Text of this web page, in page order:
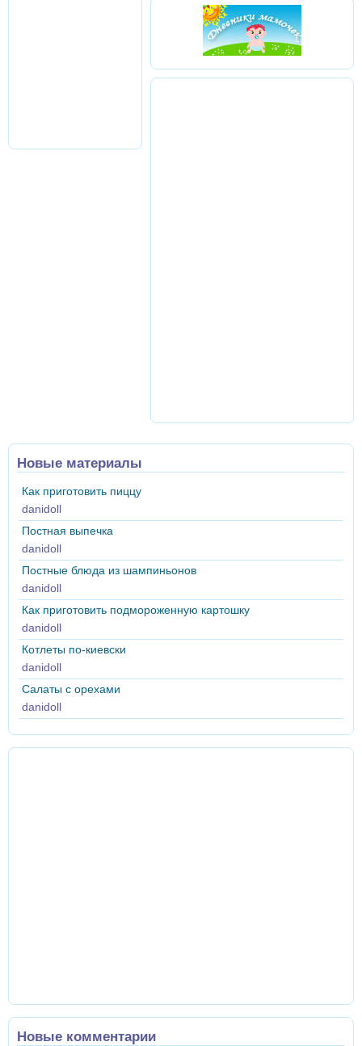
Новые материалы
Как приготовить пиццу
danidoll
Постная выпечка
danidoll
Постные блюда из шампиньонов
danidoll
Как приготовить подмороженную картошку
danidoll
Котлеты по-киевски
danidoll
Салаты с орехами
danidoll
Новые комментарии